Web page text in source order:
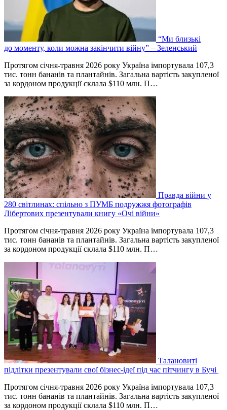
“Ми близькі
до моменту, коли можна закінчити війну” – Зеленський
Протягом січня-травня 2026 року Україна імпортувала 107,3
тис. тонн бананів та плантайнів. Загальна вартість закупленої
за кордоном продукції склала $110 млн. П…
Правда війни у
280 світлинах: спільно з ПУМБ подружжя фотографів
Лібертових презентували книгу «Очі війни»
Протягом січня-травня 2026 року Україна імпортувала 107,3
тис. тонн бананів та плантайнів. Загальна вартість закупленої
за кордоном продукції склала $110 млн. П…
Талановиті
підлітки презентували свої бізнес-ідеї під час пітчингу в Бучі
Протягом січня-травня 2026 року Україна імпортувала 107,3
тис. тонн бананів та плантайнів. Загальна вартість закупленої
за кордоном продукції склала $110 млн. П…